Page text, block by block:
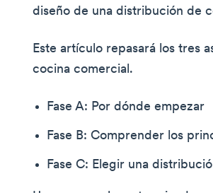
diseño de una distribución de
Este artículo repasará los tres
cocina comercial.
Fase A: Por dónde empezar
Fase B: Comprender los
Fase C: Elegir una